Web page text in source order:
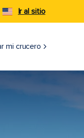
Ir al sitio
mi crucero